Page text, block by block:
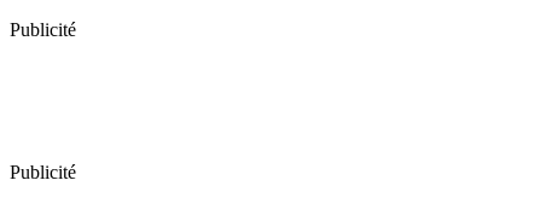
Publicité
Publicité